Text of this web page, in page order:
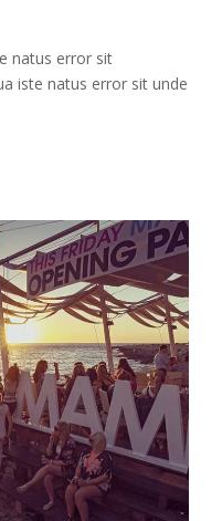
natus error sit
iste natus error sit unde